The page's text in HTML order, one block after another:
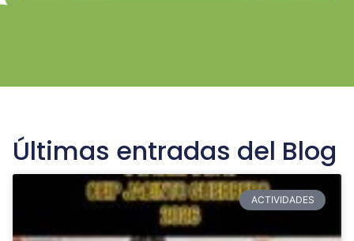
Últimas entradas del Blog
ACTIVIDADES